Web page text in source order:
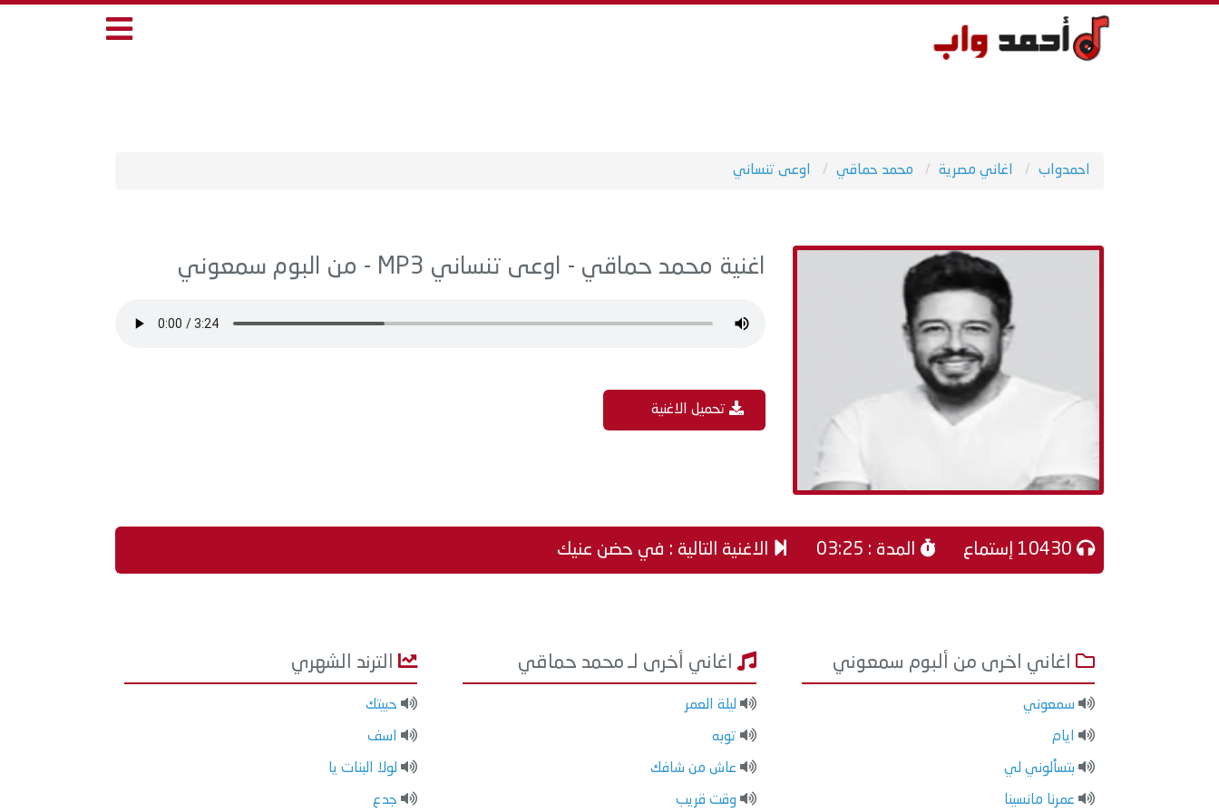
احمدواب اغاني مصرية محمد حماقي اوعى تنساني
اغنية محمد حماقي - اوعى تنساني MP3 - من البوم سمعوني
تحميل الاغنية
المدة : 03:25 الاغنية التالية : في حضن عنيك
اغاني اخرى من ألبوم سمعوني
سمعوني
ايام
بتسألوني لي
عمرنا مانسينا
اغاني أخرى لـ محمد حماقي
ليلة العمر
توبه
عاش من شافك
وقت قريب
الترند الشهري
حبيتك
اسف
لولا البنات يا
جدع